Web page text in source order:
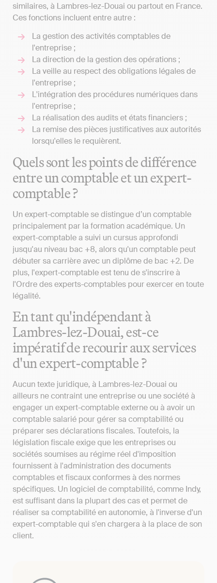
similaires, à Lambres-lez-Douai ou partout en France.
Ces fonctions incluent entre autre :
La gestion des activités comptables de
l'entreprise ;
La direction de la gestion des opérations ;
La veille au respect des obligations légales de
l'entreprise ;
L'intégration des procédures numériques dans
l'entreprise ;
La réalisation des audits et états financiers ;
La remise des pièces justificatives aux autorités
lorsqu'elles le requièrent.
Quels sont les points de différence
entre un comptable et un expert-
comptable ?
Un expert-comptable se distingue d’un comptable
principalement par la formation académique. Un
expert-comptable a suivi un cursus approfondi
jusqu'au niveau bac +8, alors qu'un comptable peut
débuter sa carrière avec un diplôme de bac +2. De
plus, l'expert-comptable est tenu de s'inscrire à
l'Ordre des experts-comptables pour exercer en toute
légalité.
En tant qu'indépendant à
Lambres-lez-Douai, est-ce
impératif de recourir aux services
d'un expert-comptable ?
Aucun texte juridique, à Lambres-lez-Douai ou
ailleurs ne contraint une entreprise ou une société à
engager un expert-comptable externe ou à avoir un
comptable salarié pour gérer sa comptabilité ou
préparer ses déclarations fiscales. Toutefois, la
législation fiscale exige que les entreprises ou
sociétés soumises au régime réel d'imposition
fournissent à l'administration des documents
comptables et fiscaux conformes à des normes
spécifiques. Un logiciel de comptabilité, comme Indy,
est suffisant dans la plupart des cas et permet de
réaliser sa comptabilité en autonomie, à l'inverse d'un
expert-comptable qui s'en chargera à la place de son
client.